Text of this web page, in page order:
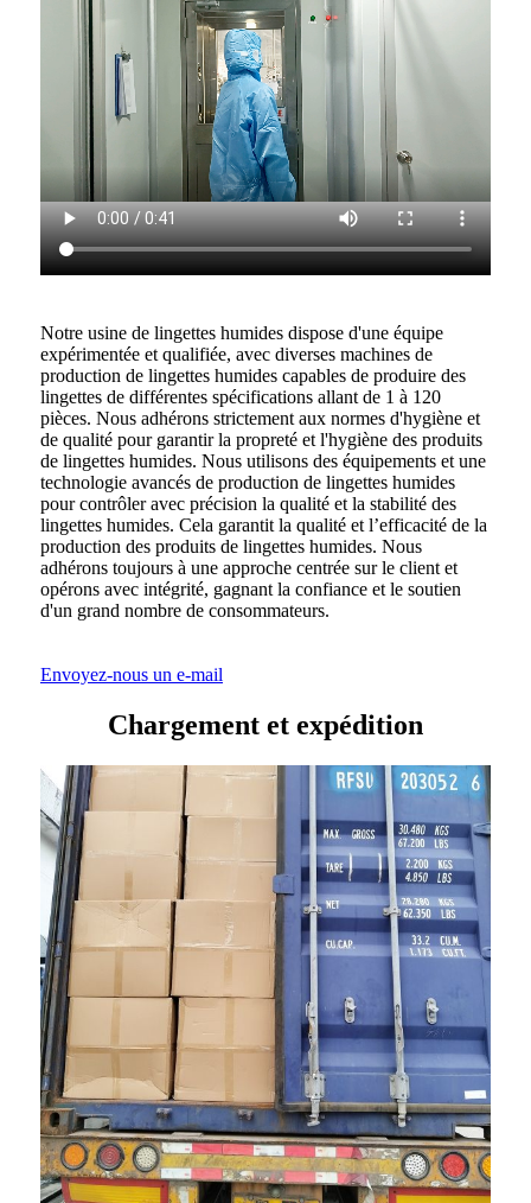
Notre usine de lingettes humides dispose d'une équipe
expérimentée et qualifiée, avec diverses machines de
production de lingettes humides capables de produire des
lingettes de différentes spécifications allant de 1 à 120
pièces. Nous adhérons strictement aux normes d'hygiène et
de qualité pour garantir la propreté et l'hygiène des produits
de lingettes humides. Nous utilisons des équipements et une
technologie avancés de production de lingettes humides
pour contrôler avec précision la qualité et la stabilité des
lingettes humides. Cela garantit la qualité et l’efficacité de la
production des produits de lingettes humides. Nous
adhérons toujours à une approche centrée sur le client et
opérons avec intégrité, gagnant la confiance et le soutien
d'un grand nombre de consommateurs.
Envoyez-nous un e-mail
Chargement et expédition